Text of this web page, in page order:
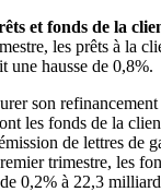
et fonds de la
les prêts à la
une hausse de 0,8%.
son
les fonds de la
de lettres de
trimestre, les
0,2% à 22,3